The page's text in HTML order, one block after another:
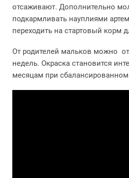
отсаживают. Дополнительно
подкармливать науплиями
переходить на стартовый корм
От родителей мальков можно
недель. Окраска становится
месяцам при